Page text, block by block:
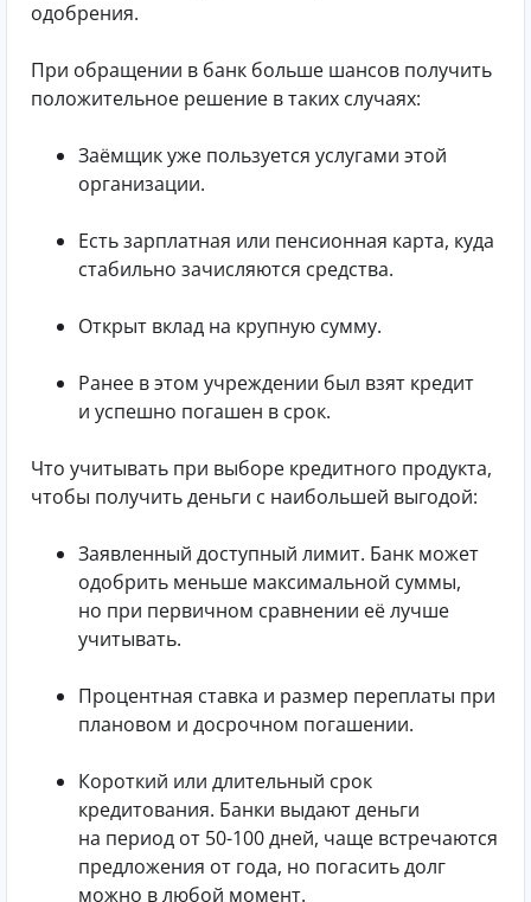
одобрения.
При обращении в банк больше шансов получить
положительное решение в таких случаях:
Заёмщик уже пользуется услугами этой
организации.
Есть зарплатная или пенсионная карта, куда
стабильно зачисляются средства.
Открыт вклад на крупную сумму.
Ранее в этом учреждении был взят кредит
и успешно погашен в срок.
Что учитывать при выборе кредитного продукта,
чтобы получить деньги с наибольшей выгодой:
Заявленный доступный лимит. Банк может
одобрить меньше максимальной суммы,
но при первичном сравнении её лучше
учитывать.
Процентная ставка и размер переплаты при
плановом и досрочном погашении.
Короткий или длительный срок
кредитования. Банки выдают деньги
на период от 50-100 дней, чаще встречаются
предложения от года, но погасить долг
можно в любой момент.